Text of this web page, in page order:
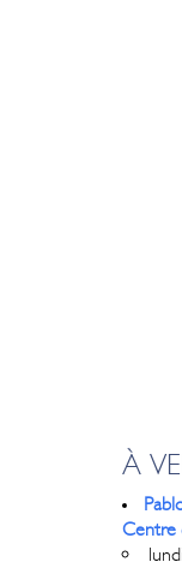
À
Centre